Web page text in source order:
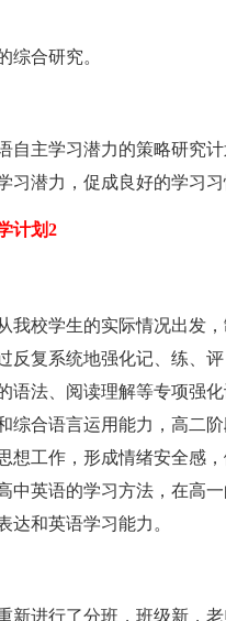
合研究。
主学习潜力的策略研究计
习潜力，促成良好的学习
计划2
校学生的实际情况出发，
反复系统地强化记、练、
语法、阅读理解等专项强
综合语言运用能力，高二
想工作，形成情绪安全感
中英语的学习方法，在高
达和英语学习能力。
进行了分班，班级新，老